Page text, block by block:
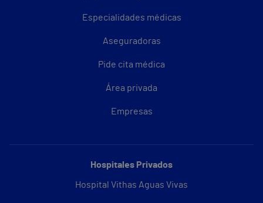
Especialidades médicas
Aseguradoras
Pide cita médica
Área privada
Empresas
Hospitales Privados
Hospital Vithas Aguas Vivas